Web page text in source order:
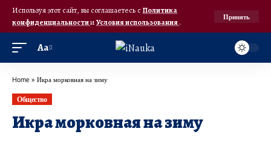
Используя этот сайт, вы соглашаетесь с Политика
конфиденциальностииУсловия использования.
Принять
Аа
Home » Икра морковная на зиму
Общество
Икра морковная на зиму